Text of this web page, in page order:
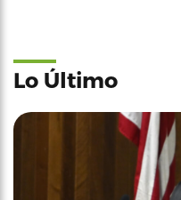
Lo Último